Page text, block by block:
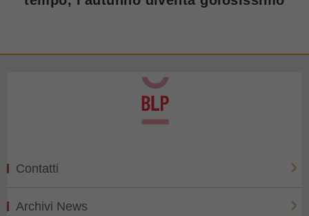
Contatti
Archivi News